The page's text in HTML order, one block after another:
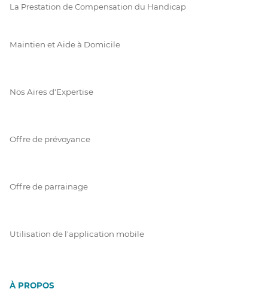
La Prestation de Compensation du Handicap
Maintien et Aide à Domicile
Nos Aires d'Expertise
Offre de prévoyance
Offre de parrainage
Utilisation de l'application mobile
À PROPOS